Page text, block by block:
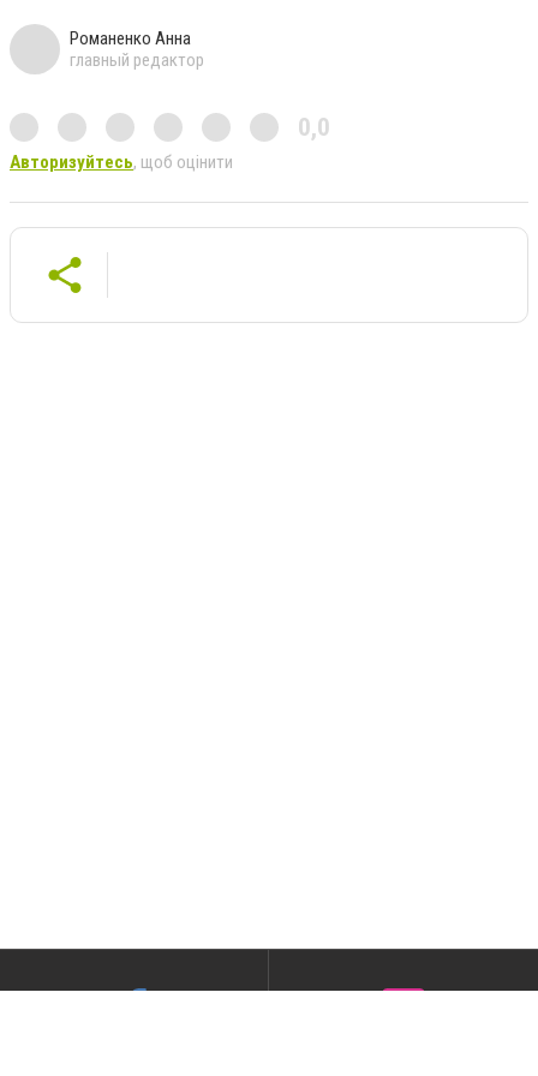
Романенко Анна
главный редактор
0,0
Авторизуйтесь, щоб оцінити